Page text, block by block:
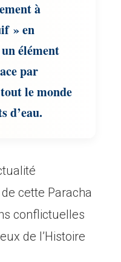
à
» en
élément
par
le monde
d’eau.
cette Paracha
conflictuelles
de l’Histoire